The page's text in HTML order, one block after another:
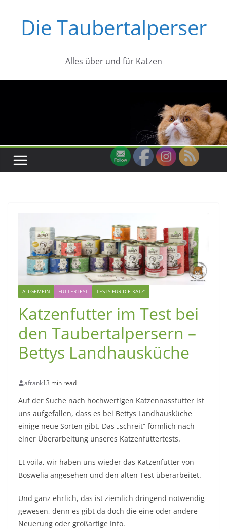
springenDie Taubertalperser
Alles über und für Katzen
ALLGEMEIN FUTTERTEST TESTS FÜR DIE KATZ'
Katzenfutter im Test bei
den Taubertalpersern –
Bettys Landhausküche
afrank13 min read
Auf der Suche nach hochwertigen Katzennassfutter ist
uns aufgefallen, dass es bei Bettys Landhausküche
einige neue Sorten gibt. Das „schreit“ förmlich nach
einer Überarbeitung unseres Katzenfuttertests.
Et voila, wir haben uns wieder das Katzenfutter von
Boswelia angesehen und den alten Test überarbeitet.
Und ganz ehrlich, das ist ziemlich dringend notwendig
gewesen, denn es gibt da doch die eine oder andere
Neuerung oder großartige Info.